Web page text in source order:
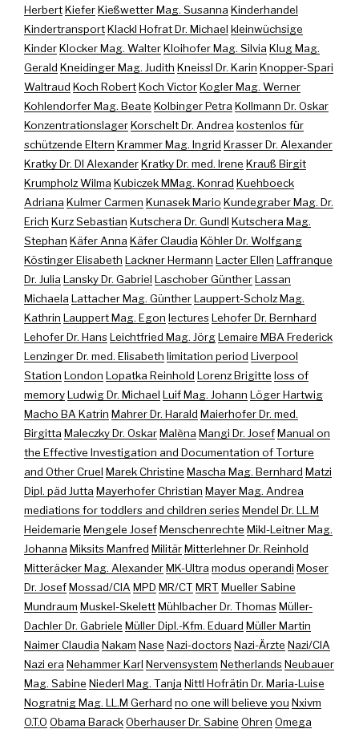
HerbertKieferKießwetter Mag. Susanna Kinderhandel
KindertransportKlackl Hofrat Dr. Michael kleinwüchsige
KinderKlocker Mag. WalterKloihofer Mag. Silvia Klug Mag.
Gerald Kneidinger Mag. Judith Kneissl Dr. Karin Knopper-Spari
Waltraud Koch RobertKoch VictorKogler Mag. Werner
Kohlendorfer Mag. Beate Kolbinger Petra Kollmann Dr. Oskar
KonzentrationslagerKorschelt Dr. Andrea kostenlos für
schützende Eltern Krammer Mag. Ingrid Krasser Dr. Alexander
Kratky Dr. DI AlexanderKratky Dr. med. Irene Krauß Birgit
Krumpholz Wilma Kubiczek MMag. Konrad Kuehboeck
Adriana Kulmer Carmen Kunasek Mario Kundegraber Mag. Dr.
Erich Kurz Sebastian Kutschera Dr. Gundl Kutschera Mag.
Stephan Käfer Anna Käfer Claudia Köhler Dr. Wolfgang
Köstinger Elisabeth Lackner Hermann Lacter Ellen Laffranque
Dr. Julia Lansky Dr. Gabriel Laschober GüntherLassan
Michaela Lattacher Mag. GüntherLauppert-Scholz Mag.
Kathrin Lauppert Mag. Egon lecturesLehofer Dr. Bernhard
Lehofer Dr. HansLeichtfried Mag. JörgLemaire MBA Frederick
Lenzinger Dr. med. Elisabeth limitation period Liverpool
Station London Lopatka Reinhold Lorenz Brigitte loss of
memoryLudwig Dr. Michael Luif Mag. Johann Löger Hartwig
Macho BA Katrin Mahrer Dr. Harald Maierhofer Dr. med.
Birgitta Maleczky Dr. OskarMalèna Mangi Dr. JosefManual on
the Effective Investigation and Documentation of Torture
and Other Cruel Marek Christine Mascha Mag. Bernhard Matzi
Dipl. päd Jutta Mayerhofer Christian Mayer Mag. Andrea
mediations for toddlers and children seriesMendel Dr. LL.M
Heidemarie Mengele JosefMenschenrechte Mikl-Leitner Mag.
Johanna Miksits Manfred MilitärMitterlehner Dr. Reinhold
Mitteräcker Mag. AlexanderMK-Ultra modus operandi Moser
Dr. JosefMossad/CIA MPD MR/CT MRT Mueller Sabine
Mundraum Muskel-SkelettMühlbacher Dr. ThomasMüller-
Dachler Dr. Gabriele Müller Dipl.-Kfm. Eduard Müller Martin
Naimer Claudia Nakam Nase Nazi-doctorsNazi-Ärzte Nazi/CIA
Nazi era Nehammer Karl Nervensystem NetherlandsNeubauer
Mag. Sabine Niederl Mag. Tanja Nittl Hofrätin Dr. Maria-Luise
Nogratnig Mag. LL.M Gerhard no one will believe you Nxivm
O.T.O Obama BarackOberhauser Dr. Sabine Ohren Omega